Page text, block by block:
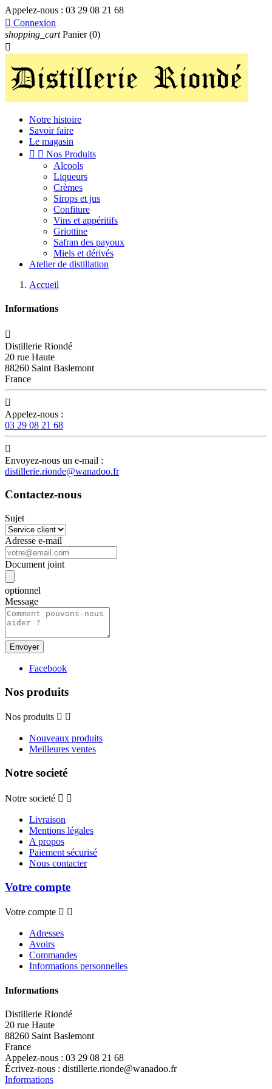
Appelez-nous : 03 29 08 21 68
 Connexion
shopping_cart Panier (0)

Notre histoire
Savoir faire
Le magasin
  Nos Produits
Alcools
Liqueurs
Crèmes
Sirops et jus
Confiture
Vins et appéritifs
Griottine
Safran des payoux
Miels et dérivés
Atelier de distillation
Accueil
Informations

Distillerie Riondé
20 rue Haute
88260 Saint Baslemont
France

Appelez-nous :
03 29 08 21 68

Envoyez-nous un e-mail :
distillerie.rionde@wanadoo.fr
Contactez-nous
Sujet
Adresse e-mail
Document joint
optionnel
Message
Facebook
Nos produits
Nos produits  
Nouveaux produits
Meilleures ventes
Notre societé
Notre societé  
Livraison
Mentions légales
A propos
Paiement sécurisé
Nous contacter
Votre compte
Votre compte  
Adresses
Avoirs
Commandes
Informations personnelles
Informations
Distillerie Riondé
20 rue Haute
88260 Saint Baslemont
France
Appelez-nous : 03 29 08 21 68
Écrivez-nous : distillerie.rionde@wanadoo.fr
Informations